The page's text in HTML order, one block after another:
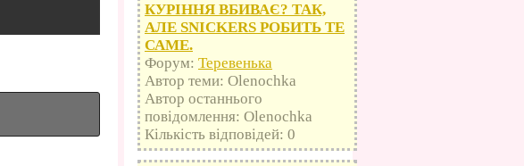
КУРІННЯ ВБИВАЄ? ТАК,
АЛЕ SNICKERS РОБИТЬ ТЕ
САМЕ.
Форум: Теревенька
Автор теми: Olenochka
Автор останнього
повідомлення: Olenochka
Кількість відповідей: 0